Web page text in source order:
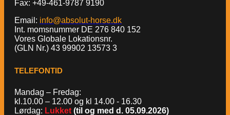
Fax: +49-461-9787 9190
Email: info@absolut-horse.dk
Int. momsnummer DE 276 840 152
Vores Globale Lokationsnr.
(GLN Nr.) 43 99902 13573 3
TELEFONTID
Mandag – Fredag:
kl.10.00 – 12.00 og kl 14.00 - 16.30
Lørdag: Lukket (til og med d. 05.09.2026)